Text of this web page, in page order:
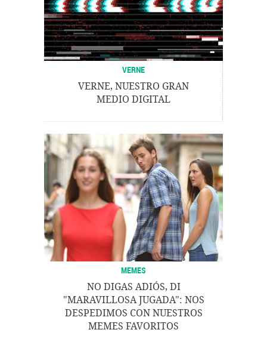
VERNE
VERNE, NUESTRO GRAN
MEDIO DIGITAL
MEMES
NO DIGAS ADIÓS, DI
"MARAVILLOSA JUGADA": NOS
DESPEDIMOS CON NUESTROS
MEMES FAVORITOS